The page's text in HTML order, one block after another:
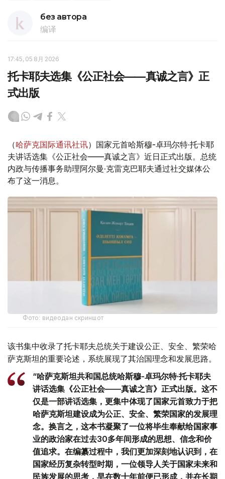
без автора
编译
17:45, 05 8月 2026
托卡耶夫选集《公正社会——真诚之言》正
式出版
（哈萨克国际通讯社讯）国家元首哈斯穆-卓玛尔特·托卡耶
夫讲话选集《公正社会——真诚之言》近日正式出版。总统
内政与传播事务助理阿尔曼·克雷克巴耶夫通过社交媒体公
布了这一消息。
Фото: видеодан скриншот
该书集中收录了托卡耶夫总统关于建设公正、安全、繁荣哈
萨克斯坦的重要论述，系统展现了其治国理念和发展思路。
“哈萨克斯坦共和国总统哈斯穆-卓玛尔特·托卡耶夫
讲话选集《公正社会——真诚之言》正式出版。这不
仅是一部讲话选集，更集中体现了国家元首致力于把
哈萨克斯坦建设成为公正、安全、繁荣国家的发展理
念。换言之，这本书凝聚了一位将毕生奉献给国家事
业的政治家在过去30多年间形成的思想、信念和价
值追求。在编纂过程中，我们更加深刻地认识到，在
国家经历复杂转型时期，一位领导人关于国家未来和
民族发展的思考，早在数十年前便已形成，并在长期